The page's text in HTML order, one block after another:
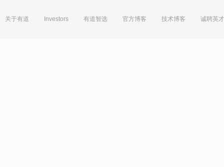
关于有道 Investors 有道智选 官方博客 技术博客 诚聘英才